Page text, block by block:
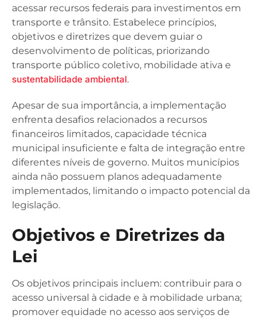
acessar recursos federais para investimentos em
transporte e trânsito. Estabelece princípios,
objetivos e diretrizes que devem guiar o
desenvolvimento de políticas, priorizando
transporte público coletivo, mobilidade ativa e
sustentabilidade ambiental.
Apesar de sua importância, a implementação
enfrenta desafios relacionados a recursos
financeiros limitados, capacidade técnica
municipal insuficiente e falta de integração entre
diferentes níveis de governo. Muitos municípios
ainda não possuem planos adequadamente
implementados, limitando o impacto potencial da
legislação.
Objetivos e Diretrizes da
Lei
Os objetivos principais incluem: contribuir para o
acesso universal à cidade e à mobilidade urbana;
promover equidade no acesso aos serviços de